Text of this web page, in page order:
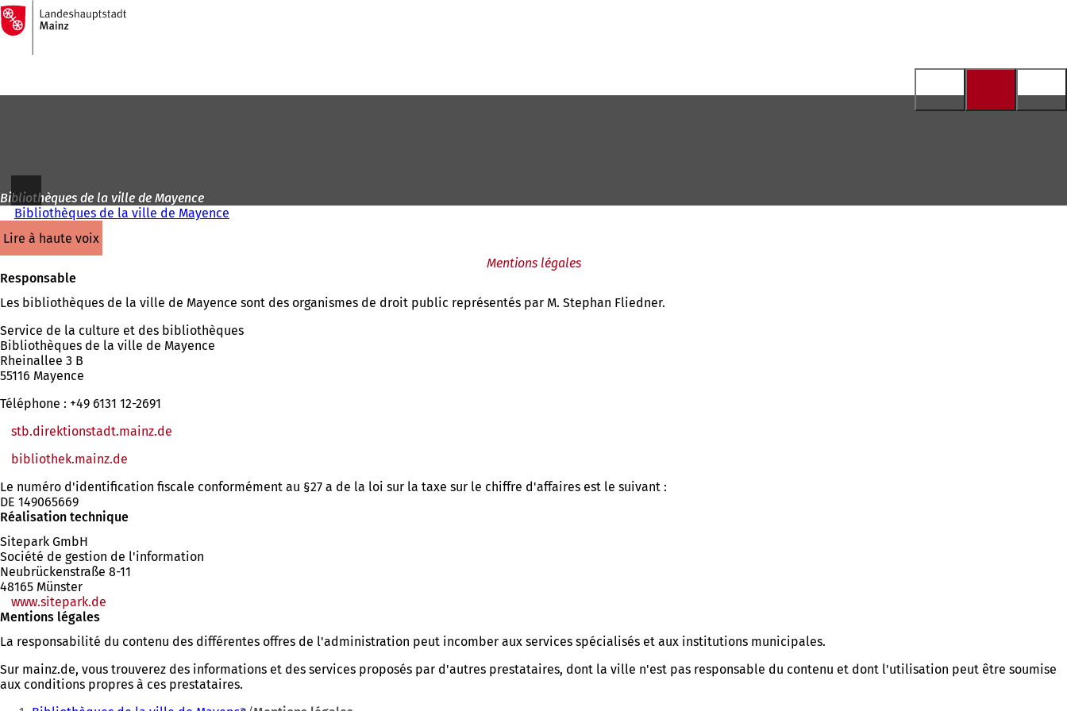
Accéder au contenu
Vers
la
page
d'accueil
Bibliothèques de la ville de Mayence
Bibliothèques de la ville de Mayence
lire à haute voix
Mentions légales
Responsable
Les bibliothèques de la ville de Mayence sont des organismes de droit public représentés par M. Stephan Fliedner.
Service de la culture et des bibliothèques
Bibliothèques de la ville de Mayence
Rheinallee 3 B
55116 Mayence
Téléphone : +49 6131 12-2691
stb.direktionstadt.mainz.de
bibliothek.mainz.de
un
onglet)
Le numéro d'identification fiscale conformément au §27 a de la loi sur la taxe sur le chiffre d'affaires est le suivant :
DE 149065669
Réalisation technique
Sitepark GmbH
Société de gestion de l'information
Neubrückenstraße 8-11
48165 Münster
www.sitepark.de
Mentions légales
La responsabilité du contenu des différentes offres de l'administration peut incomber aux services spécialisés et aux institutions municipales.
Sur mainz.de, vous trouverez des informations et des services proposés par d'autres prestataires, dont la ville n'est pas responsable du contenu et dont l'utilisation peut être soumise
aux conditions propres à ces prestataires.
Vous